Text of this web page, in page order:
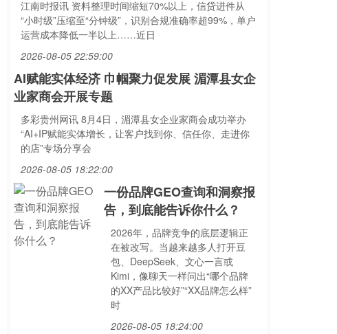
江南时报讯 资料整理时间缩短70%以上，信贷进件从
“小时级”压缩至“分钟级”，识别合规准确率超99%，单户
运营成本降低一半以上……近日
2026-08-05 22:59:00
AI赋能实体经济 巾帼聚力促发展 湄潭县女企
业家商会开展专题
多彩贵州网讯 8月4日，湄潭县女企业家商会成功举办
“AI+IP赋能实体增长，让客户找到你、信任你、走进你
的店”专场分享会
2026-08-05 18:22:00
一份品牌GEO查询和洞察报
告，到底能告诉你什么？
2026年，品牌竞争的底层逻辑正
在被改写。当越来越多人打开豆
包、DeepSeek、文心一言或
Kimi，像聊天一样问出“哪个品牌
的XX产品比较好”“XX品牌怎么样”
时
2026-08-05 18:24:00